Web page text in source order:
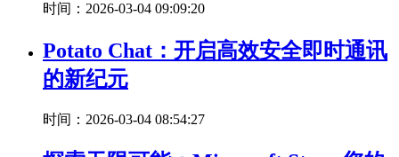
时间：2026-03-04 09:09:20
Potato Chat：开启高效安全即时通讯
的新纪元
时间：2026-03-04 08:54:27